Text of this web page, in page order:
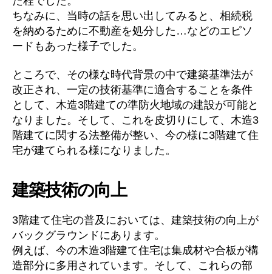
ちなみに、当時の話を思い出してみると、相続税
を納めるために不動産を処分した…などのエピソ
ードもあった様子でした。
ところで、その様な時代背景の中で建築基準法が
改正され、一定の技術基準に適合することを条件
として、木造3階建ての準防火地域の建設が可能と
なりました。そして、これを皮切りにして、木造3
階建てに関する法整備が整い、今の様に3階建て住
宅が建てられる様になりました。
建築技術の向上
3階建て住宅の普及においては、建築技術の向上が
バックグラウンドにあります。
例えば、今の木造3階建て住宅は集成材や合板が構
造部分に多用されています。そして、これらの部